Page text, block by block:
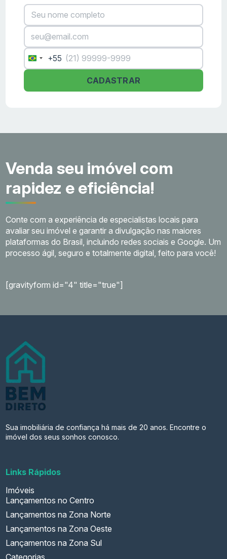
Brazil
+55
+55
CADASTRAR
Venda seu imóvel com
rapidez e eficiência!
Conte com a experiência de especialistas locais para
avaliar seu imóvel e garantir a divulgação nas maiores
plataformas do Brasil, incluindo redes sociais e Google. Um
processo ágil, seguro e totalmente digital, feito para você!
[gravityform id="4" title="true"]
Sua imobiliária de confiança há mais de 20 anos. Encontre o
imóvel dos seus sonhos conosco.
Links Rápidos
Imóveis
Lançamentos no Centro
Lançamentos na Zona Norte
Lançamentos na Zona Oeste
Lançamentos na Zona Sul
Categorias